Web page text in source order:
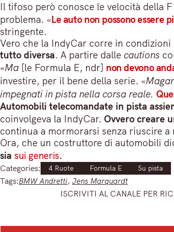
Il tifoso però conosce le velocità della
problema. «Le auto non possono essere
stringente.
Vero che la IndyCar corre in
tutto diversa. A partire dalle cautions
«Ma [le Formula E, ndr] non devono
investire, per il bene della serie. «
impegnati in pista nella corsa reale.
Automobili telecomandate in pista
coinvolgeva la IndyCar. Ovvero creare
continua a mormorarsi senza riuscire
Ora, che un costruttore di automobili
sia sui generis.
Categories: 4 Ruote Formula E Su pista
Tags:BMW Andretti, Jens Marquardt
ISCRIVITI AL CANALE PER
Search